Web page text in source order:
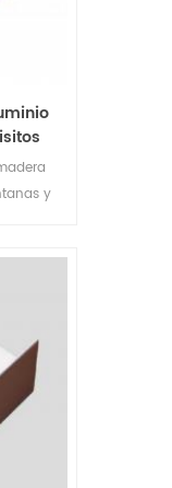
de la
y